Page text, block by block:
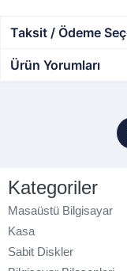
Taksit / Ödeme
Ürün Yorumları
Kategoriler
Masaüstü Bilgisayar
Kasa
Sabit Diskler